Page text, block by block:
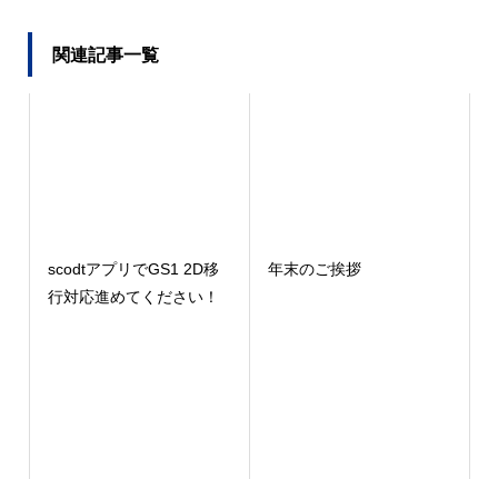
関連記事一覧
scodtアプリでGS1 2D移
行対応進めてください！
年末のご挨拶